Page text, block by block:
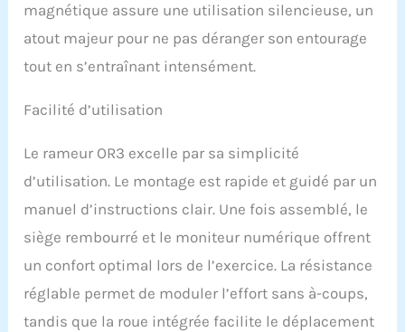
magnétique assure une utilisation silencieuse, un
atout majeur pour ne pas déranger son entourage
tout en s’entraînant intensément.
Facilité d’utilisation
Le rameur OR3 excelle par sa simplicité
d’utilisation. Le montage est rapide et guidé par un
manuel d’instructions clair. Une fois assemblé, le
siège rembourré et le moniteur numérique offrent
un confort optimal lors de l’exercice. La résistance
réglable permet de moduler l’effort sans à-coups,
tandis que la roue intégrée facilite le déplacement